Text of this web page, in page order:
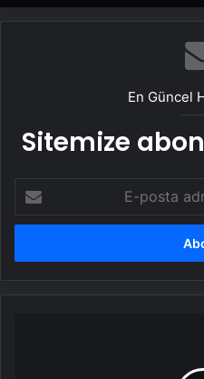
En Güncel
Sitemize
posta
adresinizi